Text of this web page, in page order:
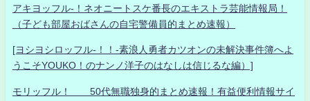
アキヨッフル-！ネオニートスケ番長のエキストラ芸能情報局！
（子ども部屋おばさんの自宅警備員的まとめ速報）
[ヨシヨシロッフル-！！-素浪人勇者カツオンの未解決事件簿へよ
うこそYOUKO！のナンノ洋子のはなしは信じるな編）]
モリッフル！ 50代無職独身的まとめ速報！有益便利情報サイ